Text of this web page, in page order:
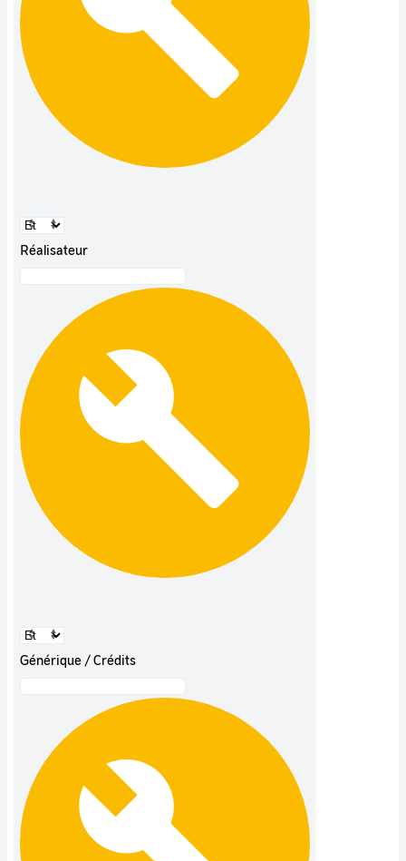
Réalisateur
Générique / Crédits